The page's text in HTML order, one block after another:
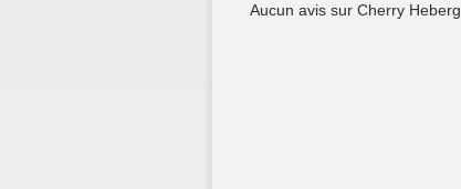
Aucun avis sur Cherry Heberg